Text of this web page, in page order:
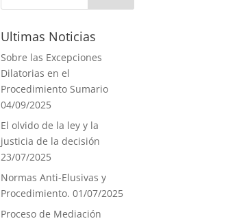
Ultimas Noticias
Sobre las Excepciones
Dilatorias en el
Procedimiento Sumario
04/09/2025
El olvido de la ley y la
justicia de la decisión
23/07/2025
Normas Anti-Elusivas y
Procedimiento. 01/07/2025
Proceso de Mediación